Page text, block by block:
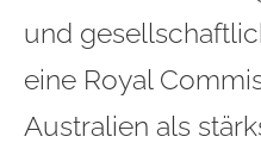
und
eine Royal
Australien als